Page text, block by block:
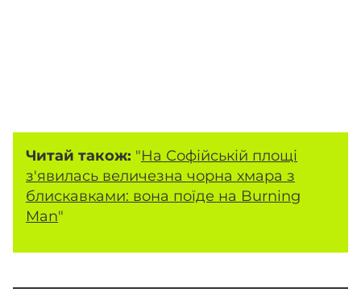
Читай також: "На Софійській площі
з'явилась величезна чорна хмара з
блискавками: вона поїде на Burning
Man"